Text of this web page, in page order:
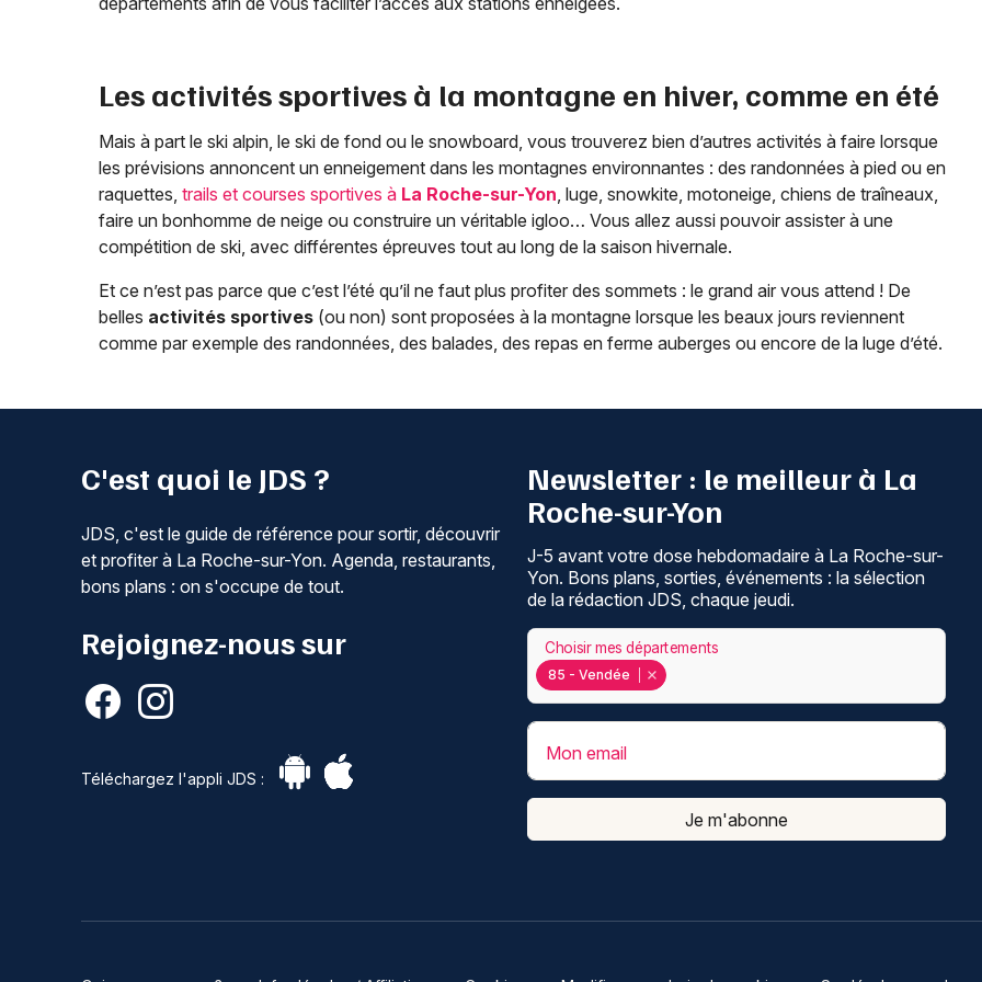
Les activités sportives à la montagne en hiver, comme en été
Mais à part le ski alpin, le ski de fond ou le snowboard, vous trouverez bien d’autres activités à faire lorsque
les prévisions annoncent un enneigement dans les montagnes environnantes : des randonnées à pied ou en
raquettes, trails et courses sportives à La Roche-sur-Yon, luge, snowkite, motoneige, chiens de traîneaux,
faire un bonhomme de neige ou construire un véritable igloo… Vous allez aussi pouvoir assister à une
compétition de ski, avec différentes épreuves tout au long de la saison hivernale.
Et ce n’est pas parce que c’est l’été qu’il ne faut plus profiter des sommets : le grand air vous attend ! De
belles activités sportives (ou non) sont proposées à la montagne lorsque les beaux jours reviennent
comme par exemple des randonnées, des balades, des repas en ferme auberges ou encore de la luge d’été.
C'est quoi le JDS ?
JDS, c'est le guide de référence pour sortir, découvrir
et profiter à La Roche-sur-Yon. Agenda, restaurants,
bons plans : on s'occupe de tout.
Rejoignez-nous sur
Téléchargez l'appli JDS :
Newsletter : le meilleur à La
Roche-sur-Yon
J-5 avant votre dose hebdomadaire à La Roche-sur-
Yon. Bons plans, sorties, événements : la sélection
de la rédaction JDS, chaque jeudi.
85 - Vendée
Choisir mes départements
Mon email
Je m'abonne